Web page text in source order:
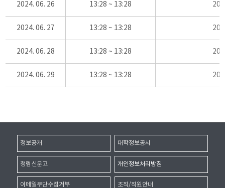
2024. 06. 26 13:28 ~ 13:28
2024. 06. 27 13:28 ~ 13:28
2024. 06. 28 13:28 ~ 13:28
2024. 06. 29 13:28 ~ 13:28
정보공개 대학정보공시
청렴신문고 개인정보처리방침
이메일무단수집거부 조직/직원안내